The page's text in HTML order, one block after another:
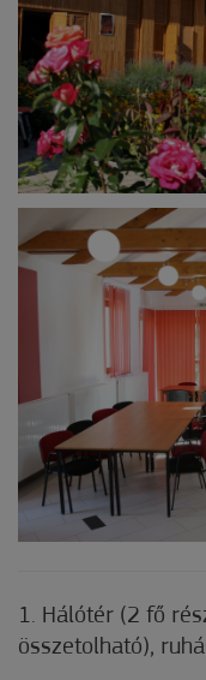
1. Hálótér (2 fő
összetolható),